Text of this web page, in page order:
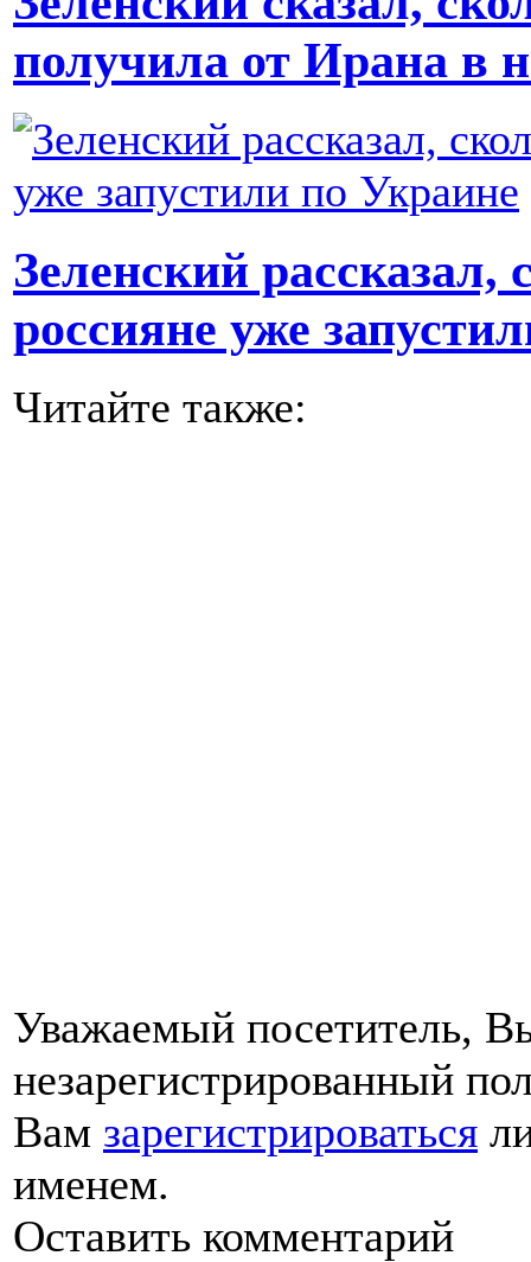
получила от Ирана в
Зеленский рассказал,
россияне уже
Читайте также:
Уважаемый посетитель,
незарегистрированный
Вам зарегистрироваться
именем.
Оставить комментарий